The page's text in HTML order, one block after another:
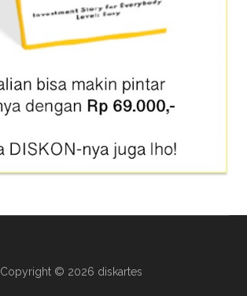
Copyright © 2026 diskartes